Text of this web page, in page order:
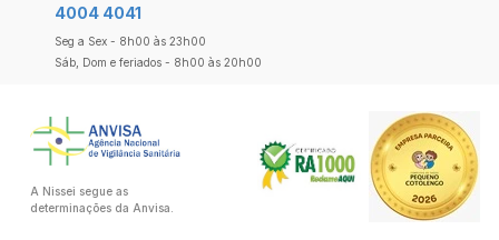
4004 4041
Seg a Sex - 8h00 às 23h00
Sáb, Dom e feriados - 8h00 às 20h00
A Nissei segue as
determinações da Anvisa.